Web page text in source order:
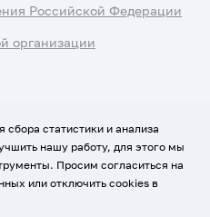
Российской Федерации
организации
данных
сбора статистики и анализа
нашу работу, для этого мы
Просим согласиться на
или отключить cookies в